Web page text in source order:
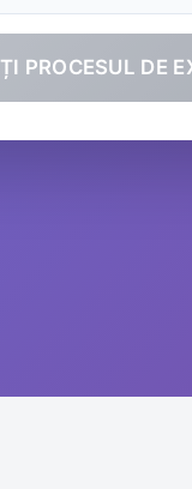
PROCESUL DE